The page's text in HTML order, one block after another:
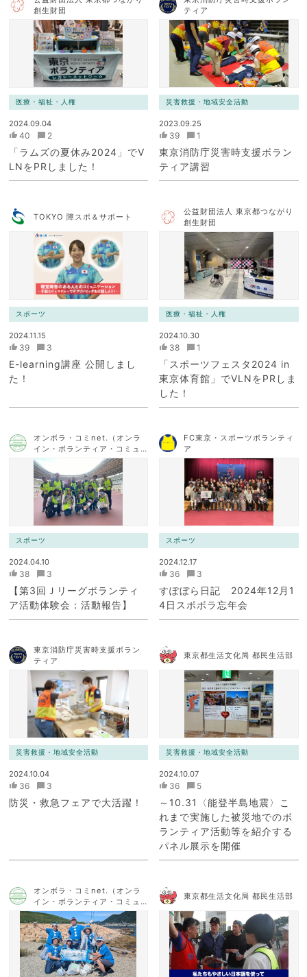
創生財団
医療・福祉・人権
2024.09.04
40 2
「ラムズの夏休み2024」でV
LNをPRしました！
ティア
災害救援・地域安全活動
2023.09.25
39 1
東京消防庁災害時支援ボラン
ティア講習
TOKYO 障スポ＆サポート
スポーツ
2024.11.15
39 3
E-learning講座 公開しまし
た！
公益財団法人 東京都つながり
創生財団
医療・福祉・人権
2024.10.30
38 1
「スポーツフェスタ2024 in
東京体育館」でVLNをPRしま
した！
オンボラ・コミnet.（オンラ
イン・ボランティア・コミュ
ニケーション・ネットワー
ク）
スポーツ
2024.04.10
38 3
【第3回Ｊリーグボランティ
ア活動体験会：活動報告】
FC東京・スポーツボランティ
ア
スポーツ
2024.12.17
36 3
すぽぼら日記 2024年12月1
4日スポボラ忘年会
東京消防庁災害時支援ボラン
ティア
災害救援・地域安全活動
2024.10.04
36 3
防災・救急フェアで大活躍！
東京都生活文化局 都民生活部
災害救援・地域安全活動
2024.10.07
36 5
～10.31〈能登半島地震〉こ
れまで実施した被災地でのボ
ランティア活動等を紹介する
パネル展示を開催
オンボラ・コミnet.（オンラ
イン・ボランティア・コミュ
ニケーション・ネットワー
ク）
東京都生活文化局 都民生活部